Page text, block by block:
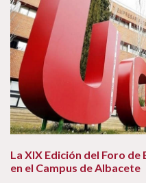
La XIX Edición del Foro
en el Campus de Albacete